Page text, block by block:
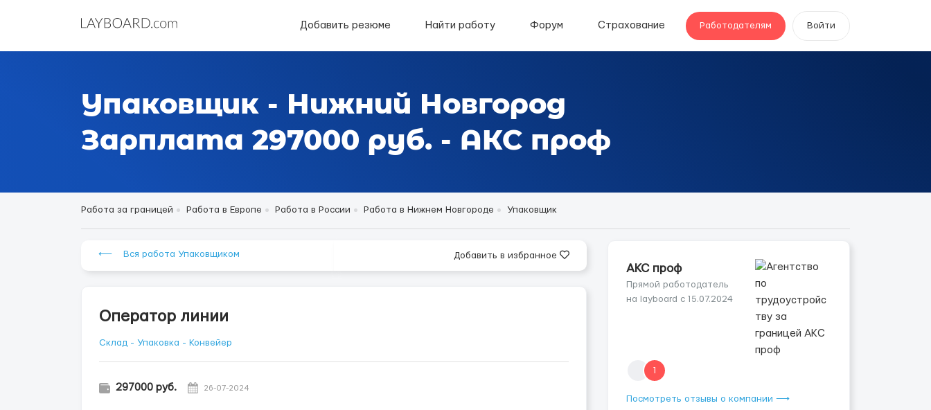
Добавить резюме Найти работу Форум Страхование Работодателям Войти
Упаковщик - Нижний Новгород
Зарплата 297000 руб. - АКС проф
Работа за границей Работа в Европе Работа в России Работа в Нижнем Новгороде Упаковщик
⟵ Вся работа Упаковщиком Добавить в избранное
Оператор линии
Склад - Упаковка - Конвейер
297000 руб. 26-07-2024
АКС проф
Прямой работодатель
на layboard с 15.07.2024
1
Посмотреть отзывы о компании ⟶